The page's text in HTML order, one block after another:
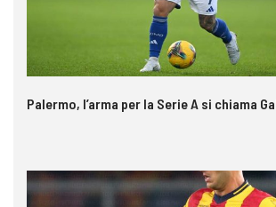
Palermo, l’arma per la Serie A si chiama